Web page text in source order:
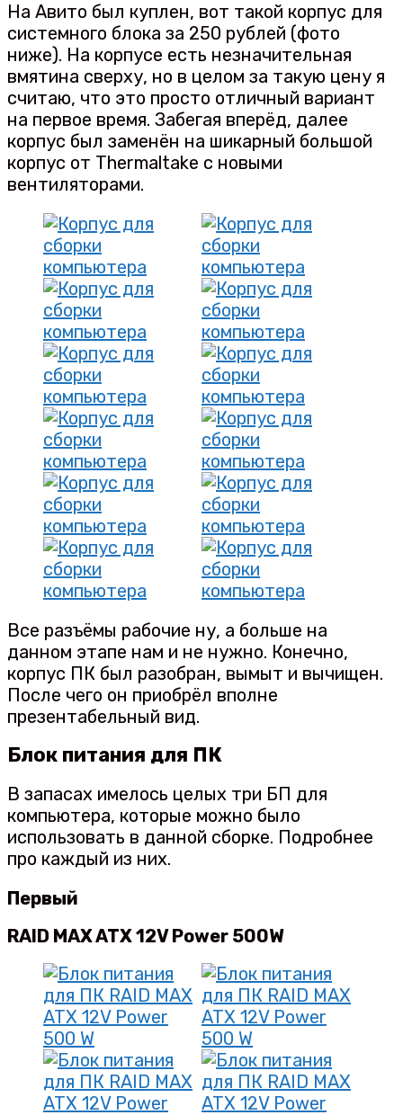
На Авито был куплен, вот такой корпус для
системного блока за 250 рублей (фото
ниже). На корпусе есть незначительная
вмятина сверху, но в целом за такую цену я
считаю, что это просто отличный вариант
на первое время. Забегая вперёд, далее
корпус был заменён на шикарный большой
корпус от Thermaltake с новыми
вентиляторами.
Все разъёмы рабочие ну, а больше на
данном этапе нам и не нужно. Конечно,
корпус ПК был разобран, вымыт и вычищен.
После чего он приобрёл вполне
презентабельный вид.
Блок питания для ПК
В запасах имелось целых три БП для
компьютера, которые можно было
использовать в данной сборке. Подробнее
про каждый из них.
Первый
RAID MAX ATX 12V Power 500W